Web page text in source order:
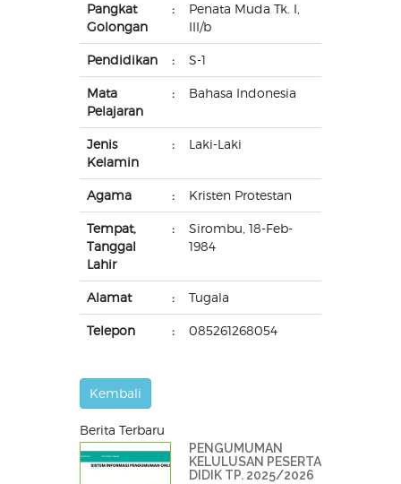
Pangkat
Golongan
:
Penata Muda Tk. I,
III/b
Pendidikan : S-1
Mata
Pelajaran
: Bahasa Indonesia
Jenis
Kelamin
: Laki-Laki
Agama : Kristen Protestan
Tempat,
Tanggal
Lahir
:
Sirombu, 18-Feb-
1984
Alamat : Tugala
Telepon : 085261268054
Berita Terbaru
PENGUMUMAN
KELULUSAN PESERTA
DIDIK TP. 2025/2026